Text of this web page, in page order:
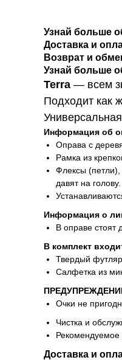
Узнай больше
Доставка и
Возврат и
Узнай больше
Terra — всем
Подходит как
Информация об
Оправа с
Рамка из
Флексы (петли),
давят на голову.
Информация о
В оправе стоят
В комплект
Твердый футляр
Салфетка из
Очки не
Чистка и
Рекомендуемое
Доставка и